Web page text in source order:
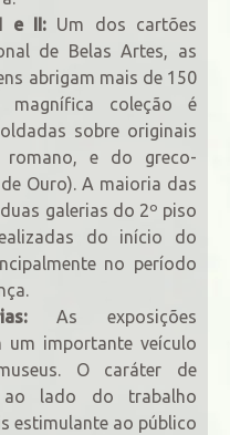
e II:Um dos cartões
de Belas Artes, as
abrigam mais de 150
magnífica coleção é
sobre originais
romano, e do greco-
Ouro). A maioria das
galerias do 2º piso
do início do
no período
As exposições
um importante veículo
O caráter de
ao lado do trabalho
estimulante ao público